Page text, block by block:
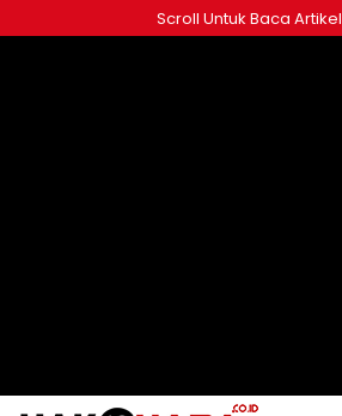
ke
Scroll Untuk Baca Artikel